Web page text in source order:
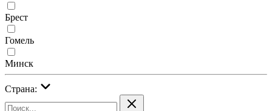
Брест
Гомель
Минск
Страна: